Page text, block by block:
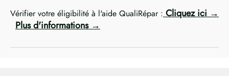
Vérifier votre éligibilité à l'aide QualiRépar : Cliquez ici
Plus d'informations